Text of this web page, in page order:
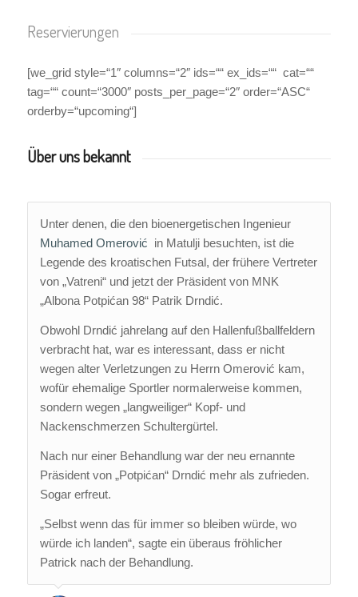
Reservierungen
[we_grid style=“1″ columns=“2″ ids=““ ex_ids=““ cat=““
tag=““ count=“3000″ posts_per_page=“2″ order=“ASC“
orderby=“upcoming“]
Über uns bekannt
Unter denen, die den bioenergetischen Ingenieur
Muhamed Omerović in Matulji besuchten, ist die
Legende des kroatischen Futsal, der frühere Vertreter
von „Vatreni“ und jetzt der Präsident von MNK
„Albona Potpićan 98“ Patrik Drndić.
Obwohl Drndić jahrelang auf den Hallenfußballfeldern
verbracht hat, war es interessant, dass er nicht
wegen alter Verletzungen zu Herrn Omerović kam,
wofür ehemalige Sportler normalerweise kommen,
sondern wegen „langweiliger“ Kopf- und
Nackenschmerzen Schultergürtel.
Nach nur einer Behandlung war der neu ernannte
Präsident von „Potpićan“ Drndić mehr als zufrieden.
Sogar erfreut.
„Selbst wenn das für immer so bleiben würde, wo
würde ich landen“, sagte ein überaus fröhlicher
Patrick nach der Behandlung.